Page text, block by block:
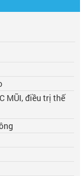
MŨI, điều trị thế